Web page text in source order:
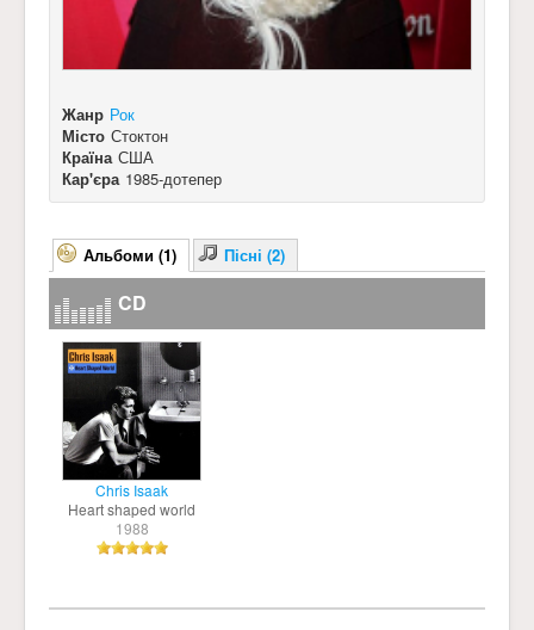
Жанр Рок
Місто Стоктон
Країна США
Кар'єра 1985-дотепер
Альбоми (1) Пісні (2)
CD
Chris Isaak
Heart shaped world
1988